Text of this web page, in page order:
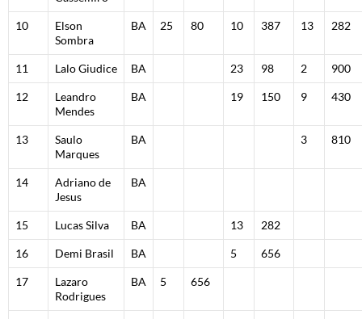
10
Elson
Sombra
BA 25 80 10 387 13 282
11 Lalo Giudice BA 23 98 2 900
12
Leandro
Mendes
BA 19 150 9 430
13
Saulo
Marques
BA 3 810
14
Adriano de
Jesus
BA
15 Lucas Silva BA 13 282
16 Demi Brasil BA 5 656
17
Lazaro
Rodrigues
BA 5 656